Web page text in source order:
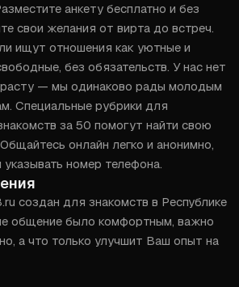
анкету бесплатно и без
свои желания от вирта до встреч.
ищут отношения как уютные и
без обязательств. У нас нет
— мы одинаково рады молодым
Специальные рубрики для
за 50 помогут найти свою
онлайн легко и анонимно,
номер телефона.
создан для знакомств в Республике
общение было комфортным, важно
а что только улучшит Ваш опыт на